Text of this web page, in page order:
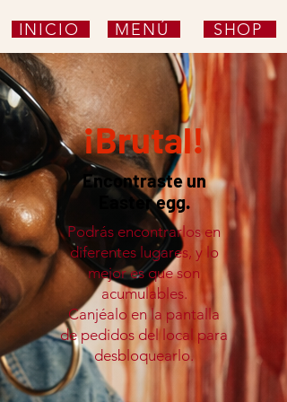
INICIO MENÚ SHOP
¡Brutal!
Encontraste un
Easter egg.
Podrás encontrarlos en
diferentes lugares, y lo
mejor es que son
acumulables.
Canjéalo en la pantalla
de pedidos del local para
desbloquearlo.